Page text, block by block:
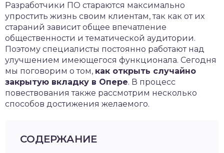
Разработчики ПО стараются максимально
упростить жизнь своим клиентам, так как от их
стараний зависит общее впечатление
общественности и тематической аудитории.
Поэтому специалисты постоянно работают над
улучшением имеющегося функционала. Сегодня
мы поговорим о том, как открыть случайно
закрытую вкладку в Опере. В процесс
повествования также рассмотрим несколько
способов достижения желаемого.
СОДЕРЖАНИЕ